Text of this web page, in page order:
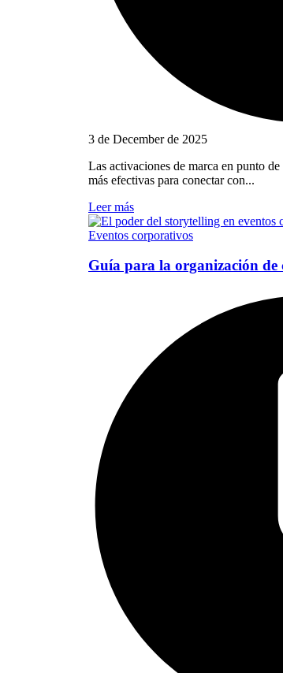
3 de December de 2025
Las activaciones de marca en punto
más efectivas para conectar con...
Leer más
Eventos corporativos
Guía para la organización de